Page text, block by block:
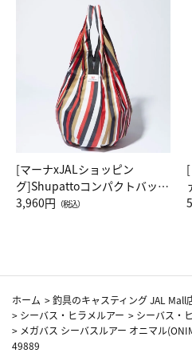
[マーナxJALショッピン
グ]Shupattoコンパクトバッグ
Drop JAL客室乗務員（LC）ス
3,960円 （税込）
ホーム >釣具のキャスティング JAL Mall
> シーバス・ヒラメルアー > シーバス・
> メガバス シーバスルアー オニマル
49889